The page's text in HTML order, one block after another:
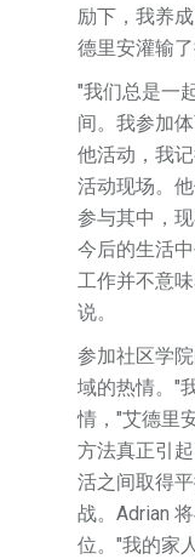
励下，我养
德里安灌输
"我们总是一
间。我参加
他活动，我
活动现场。
参与其中，
今后的生活
工作并不意
说。
参加社区学
域的热情。"
情，"艾德里
方法真正引
活之间取得
战。Adrian
位。"我的家